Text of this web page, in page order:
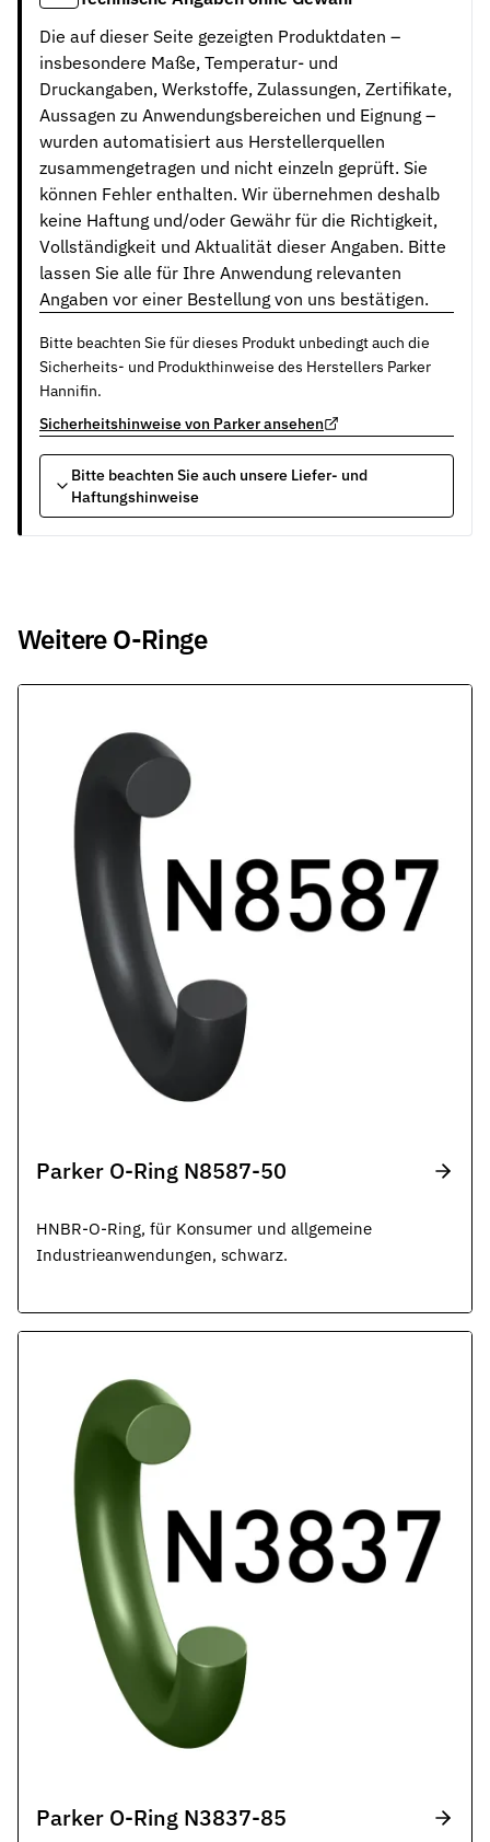
Die auf dieser Seite gezeigten Produktdaten –
insbesondere Maße, Temperatur- und
Druckangaben, Werkstoffe, Zulassungen, Zertifikate,
Aussagen zu Anwendungsbereichen und Eignung –
wurden automatisiert aus Herstellerquellen
zusammengetragen und nicht einzeln geprüft. Sie
können Fehler enthalten. Wir übernehmen deshalb
keine Haftung und/oder Gewähr für die Richtigkeit,
Vollständigkeit und Aktualität dieser Angaben. Bitte
lassen Sie alle für Ihre Anwendung relevanten
Angaben vor einer Bestellung von uns bestätigen.
Bitte beachten Sie für dieses Produkt unbedingt auch die
Sicherheits- und Produkthinweise des Herstellers Parker
Hannifin.
Sicherheitshinweise von Parker ansehen
Bitte beachten Sie auch unsere Liefer- und
Haftungshinweise
Weitere O-Ringe
Parker O-Ring N8587-50
HNBR-O-Ring, für Konsumer und allgemeine
Industrieanwendungen, schwarz.
Parker O-Ring N3837-85